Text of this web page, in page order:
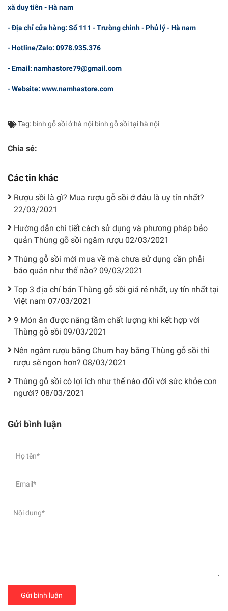
xã duy tiên - Hà nam
- Địa chỉ cửa hàng: Số 111 - Trường chinh - Phủ lý - Hà nam
- Hotline/Zalo: 0978.935.376
- Email: namhastore79@gmail.com
- Website: www.namhastore.com
Tag: bình gỗ sồi ở hà nội bình gỗ sồi tại hà nội
Chia sẻ:
Các tin khác
Rượu sồi là gì? Mua rượu gỗ sồi ở đâu là uy tín nhất?
22/03/2021
Hướng dẫn chi tiết cách sử dụng và phương pháp bảo
quản Thùng gỗ sồi ngâm rượu 02/03/2021
Thùng gỗ sồi mới mua về mà chưa sử dụng cần phải
bảo quản như thế nào? 09/03/2021
Top 3 địa chỉ bán Thùng gỗ sồi giá rẻ nhất, uy tín nhất tại
Việt nam 07/03/2021
9 Món ăn được nâng tầm chất lượng khi kết hợp với
Thùng gỗ sồi 09/03/2021
Nên ngâm rượu bằng Chum hay bằng Thùng gỗ sồi thì
rượu sẽ ngon hơn? 08/03/2021
Thùng gỗ sồi có lợi ích như thế nào đối với sức khỏe con
người? 08/03/2021
Gửi bình luận
Gửi bình luận